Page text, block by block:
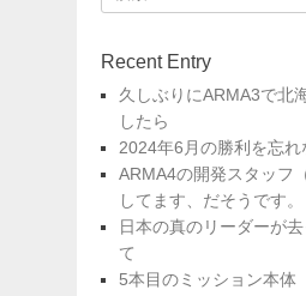
索:
Recent Entry
久しぶりにARMA3で北
したら
2024年6月の勝利を忘れ
ARMA4の開発スタッフ
してます、だそうです。
日本の真のリーダーが
て
5本目のミッション本体